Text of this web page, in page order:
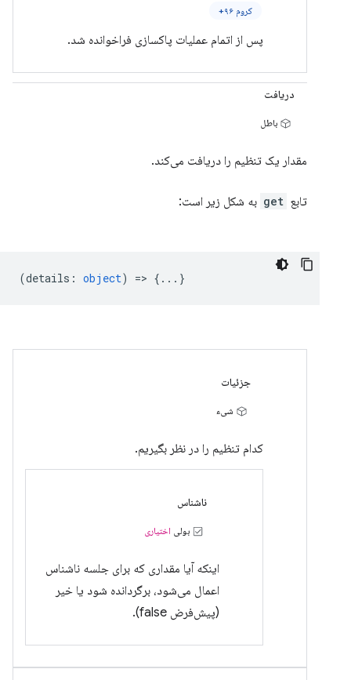
کروم ۹۶+
پس از اتمام عملیات پاکسازی فراخوانده شد.
دریافت
باطل
مقدار یک تنظیم را دریافت می‌کند.
تابع get به شکل زیر است:
(details : object) => {...}
جزئیات
شیء
کدام تنظیم را در نظر بگیریم.
ناشناس
بولی اختیاری
اینکه آیا مقداری که برای جلسه ناشناس
اعمال می‌شود، برگردانده شود یا خیر
(پیش‌فرض false).